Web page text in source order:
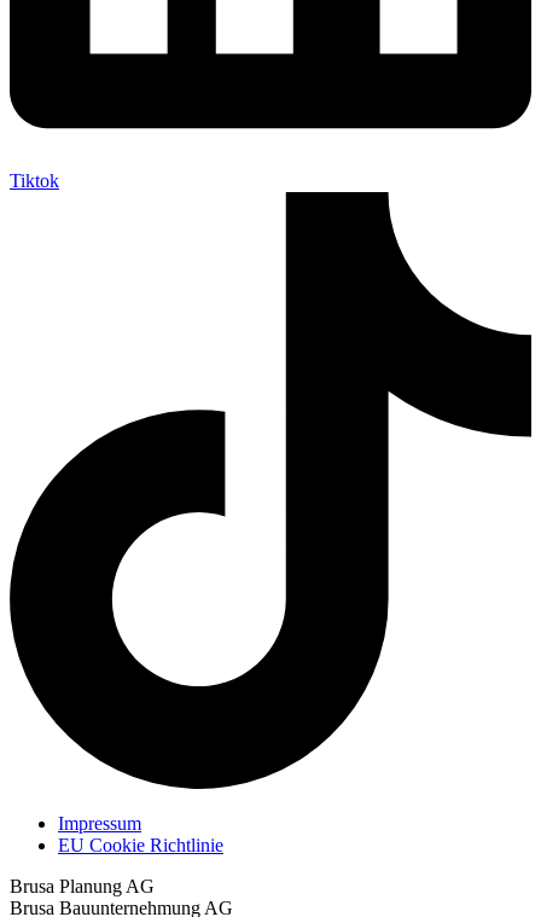
Tiktok
Impressum
EU Cookie Richtlinie
Brusa Planung AG
Brusa Bauunternehmung AG